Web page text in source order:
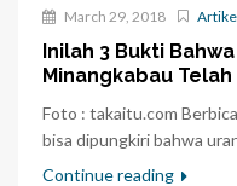
March 29, 2018
Inilah 3 Bukti
Minangkabau
Foto : takaitu.com
bisa dipungkiri bahwa
Continue reading